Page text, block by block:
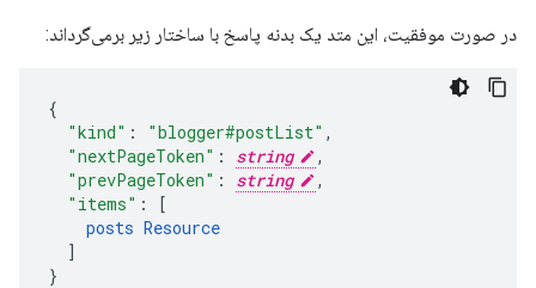
در صورت موفقیت، این متد یک بدنه پاسخ با ساختار زیر برمی‌گرداند:
"kind" : "blogger#postList" ,
"nextPageToken" : string
,
"prevPageToken" : string
,
"items" :
[
posts Resource
]
}